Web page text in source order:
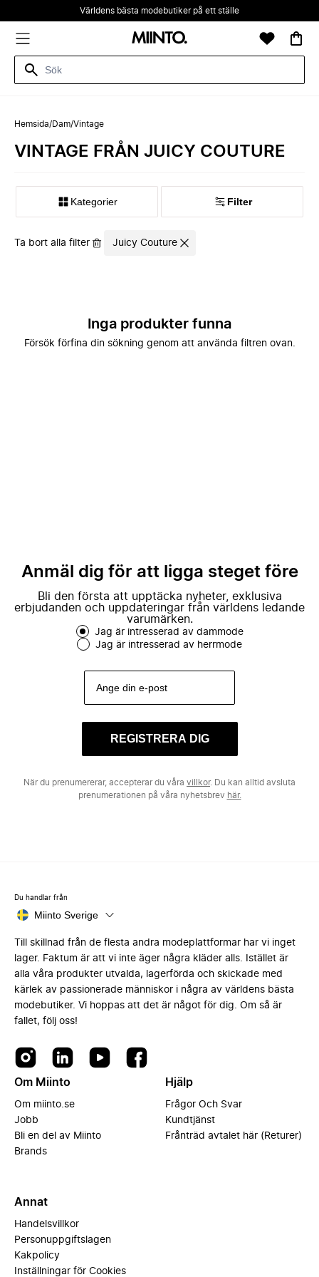
Världens bästa modebutiker på ett ställe
Hemsida/Dam/Vintage
VINTAGE FRÅN JUICY COUTURE
Kategorier Filter
Ta bort alla filter Juicy Couture
Inga produkter funna
Försök förfina din sökning genom att använda filtren ovan.
Anmäl dig för att ligga steget före
Bli den första att upptäcka nyheter, exklusiva
erbjudanden och uppdateringar från världens ledande
varumärken.
Jag är intresserad av dammode
Jag är intresserad av herrmode
REGISTRERA DIG
När du prenumererar, accepterar du våra villkor. Du kan alltid avsluta
prenumerationen på våra nyhetsbrev här.
Du handlar från
Miinto Sverige
Till skillnad från de flesta andra modeplattformar har vi inget
lager. Faktum är att vi inte äger några kläder alls. Istället är
alla våra produkter utvalda, lagerförda och skickade med
kärlek av passionerade människor i några av världens bästa
modebutiker. Vi hoppas att det är något för dig. Om så är
fallet, följ oss!
Om Miinto
Om miinto.se
Jobb
Bli en del av Miinto
Brands
Hjälp
Frågor Och Svar
Kundtjänst
Frånträd avtalet här (Returer)
Annat
Handelsvillkor
Personuppgiftslagen
Kakpolicy
Inställningar för Cookies